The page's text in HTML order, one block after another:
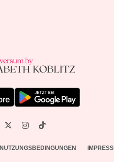
NUTZUNGSBEDINGUNGEN